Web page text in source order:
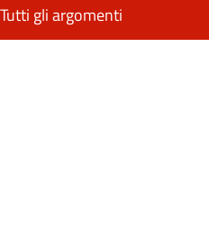
Tutti gli argomenti